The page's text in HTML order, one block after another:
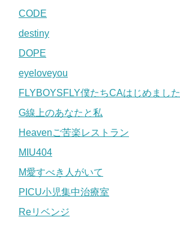
CODE
destiny
DOPE
eyeloveyou
FLYBOYSFLY僕たちCAはじめました
G線上のあなたと私
Heavenご苦楽レストラン
MIU404
M愛すべき人がいて
PICU小児集中治療室
Reリベンジ